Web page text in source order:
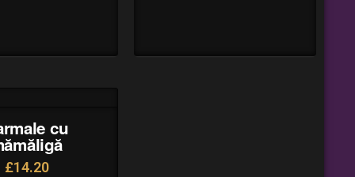
cu
£14.20